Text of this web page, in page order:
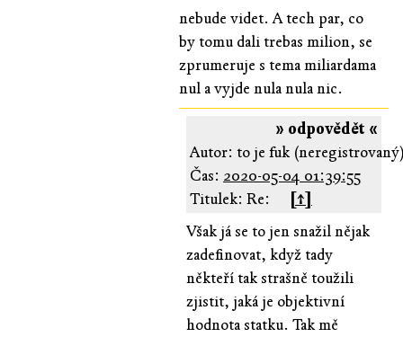
nebude videt. A tech par, co
by tomu dali trebas milion, se
zprumeruje s tema miliardama
nul a vyjde nula nula nic.
» odpovědět «
Autor: to je fuk
Čas: 2020-05-04 01:39:55
Titulek: Re:
[↑]
Však já se to jen snažil nějak
zadefinovat, když tady
někteří tak strašně toužili
zjistit, jaká je objektivní
hodnota statku. Tak mě